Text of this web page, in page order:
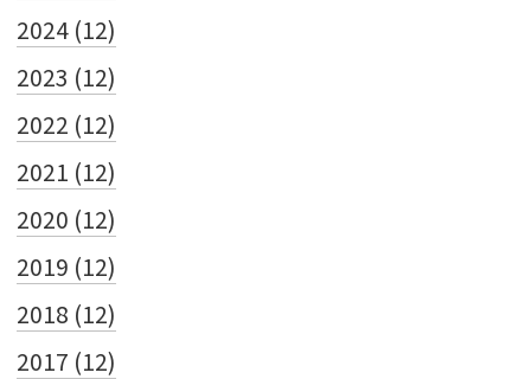
2024 (12)
2023 (12)
2022 (12)
2021 (12)
2020 (12)
2019 (12)
2018 (12)
2017 (12)